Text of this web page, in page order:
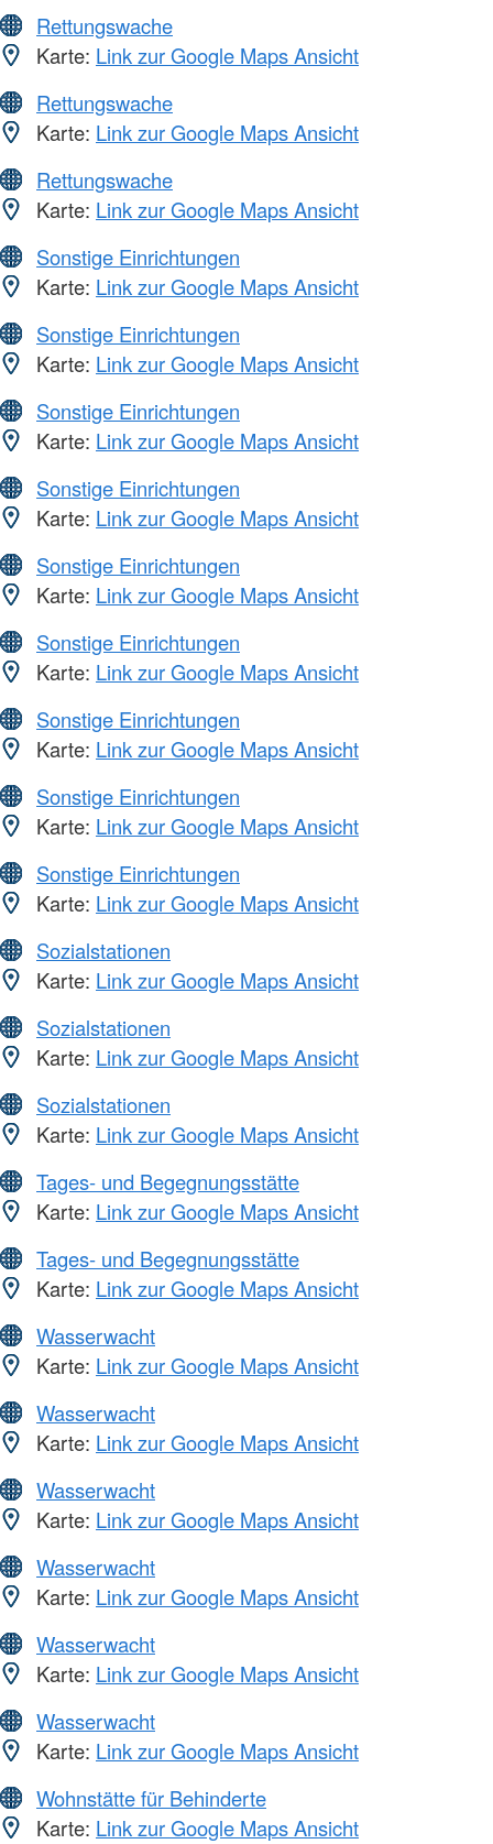
Rettungswache
Karte: Link zur Google Maps Ansicht
Rettungswache
Karte: Link zur Google Maps Ansicht
Rettungswache
Karte: Link zur Google Maps Ansicht
Sonstige Einrichtungen
Karte: Link zur Google Maps Ansicht
Sonstige Einrichtungen
Karte: Link zur Google Maps Ansicht
Sonstige Einrichtungen
Karte: Link zur Google Maps Ansicht
Sonstige Einrichtungen
Karte: Link zur Google Maps Ansicht
Sonstige Einrichtungen
Karte: Link zur Google Maps Ansicht
Sonstige Einrichtungen
Karte: Link zur Google Maps Ansicht
Sonstige Einrichtungen
Karte: Link zur Google Maps Ansicht
Sonstige Einrichtungen
Karte: Link zur Google Maps Ansicht
Sonstige Einrichtungen
Karte: Link zur Google Maps Ansicht
Sozialstationen
Karte: Link zur Google Maps Ansicht
Sozialstationen
Karte: Link zur Google Maps Ansicht
Sozialstationen
Karte: Link zur Google Maps Ansicht
Tages- und Begegnungsstätte
Karte: Link zur Google Maps Ansicht
Tages- und Begegnungsstätte
Karte: Link zur Google Maps Ansicht
Wasserwacht
Karte: Link zur Google Maps Ansicht
Wasserwacht
Karte: Link zur Google Maps Ansicht
Wasserwacht
Karte: Link zur Google Maps Ansicht
Wasserwacht
Karte: Link zur Google Maps Ansicht
Wasserwacht
Karte: Link zur Google Maps Ansicht
Wasserwacht
Karte: Link zur Google Maps Ansicht
Wohnstätte für Behinderte
Karte: Link zur Google Maps Ansicht